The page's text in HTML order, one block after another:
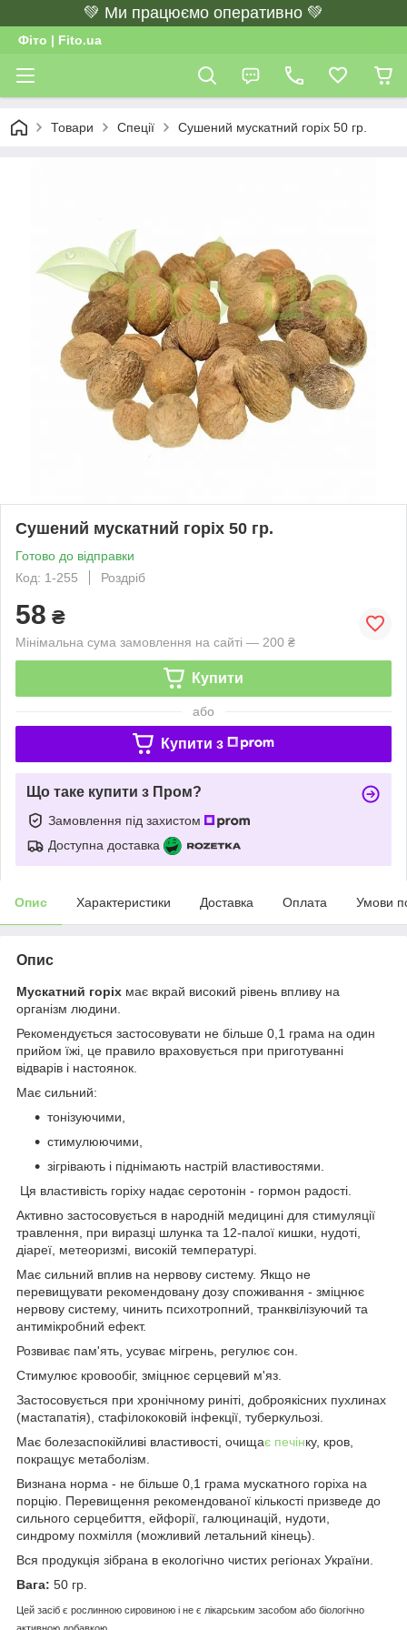
💚 Ми працюємо оперативно 💚
Фіто | Fito.ua
Товари Спеції Сушений мускатний горіх 50 гр.
Сушений мускатний горіх 50 гр.
Готово до відправки
Код: 1-255
Роздріб
58 ₴
Мінімальна сума замовлення на сайті — 200 ₴
Купити
або
Купити з
Що таке купити з Пром?
Замовлення під захистом
Доступна доставка
Опис Характеристики Доставка Оплата Умови
Опис
Мускатний горіх має вкрай високий рівень впливу на
організм людини.
Рекомендується застосовувати не більше 0,1 грама на один
прийом їжі, це правило враховується при приготуванні
відварів і настоянок.
Має сильний:
тонізуючими,
стимулюючими,
зігрівають і піднімають настрій властивостями.
Ця властивість горіху надає серотонін - гормон радості.
Активно застосовується в народній медицині для стимуляції
травлення, при виразці шлунка та 12-палої кишки, нудоті,
діареї, метеоризмі, високій температурі.
Має сильний вплив на нервову систему. Якщо не
перевищувати рекомендовану дозу споживання - зміцнює
нервову систему, чинить психотропний, транквілізуючий та
антимікробний ефект.
Розвиває пам'ять, усуває мігрень, регулює сон.
Стимулює кровообіг, зміцнює серцевий м'яз.
Застосовується при хронічному риніті, доброякісних пухлинах
(мастапатія), стафілококовій інфекції, туберкульозі.
Має болезаспокійливі властивості, очищає печінку, кров,
покращує метаболізм.
Визнана норма - не більше 0,1 грама мускатного горіха на
порцію. Перевищення рекомендованої кількості призведе до
сильного серцебиття, ейфорії, галюцинацій, нудоти,
синдрому похмілля (можливий летальний кінець).
Вся продукція зібрана в екологічно чистих регіонах України.
Вага: 50 гр.
Цей засіб є рослинною сировиною і не є лікарським засобом або біологічно